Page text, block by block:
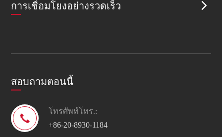
การเชื่อมโยงอย่างรวดเร็ว 
สอบถามตอนนี้

โทรศัพท์โทร.:
+86-20-8930-1184